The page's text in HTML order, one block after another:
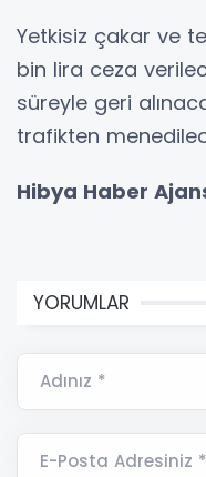
Yetkisiz çakar ve
bin lira ceza
süreyle geri
trafikten
Hibya Haber
YORUMLAR
Adınız *
E-Posta Adresiniz *